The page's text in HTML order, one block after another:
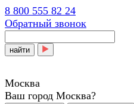
8 800 555 82 24
Обратный звонок
найти
Москва
Ваш город Москва?